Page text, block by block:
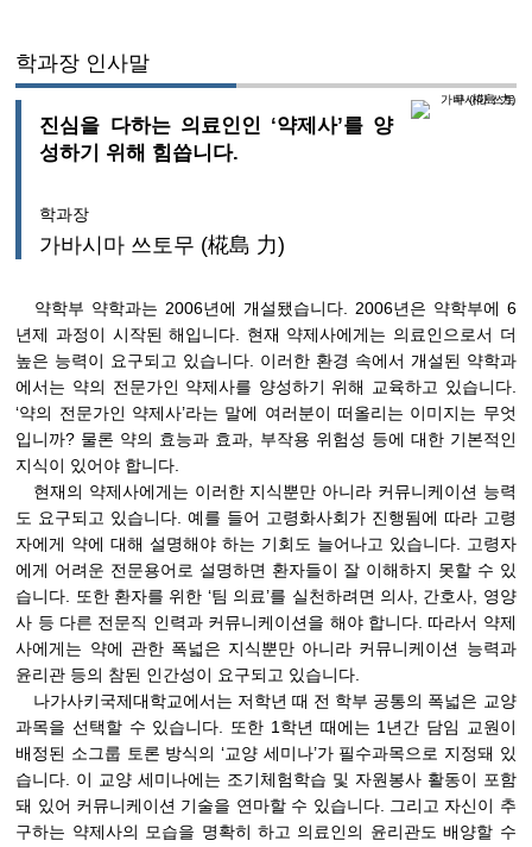
학과장 인사말
진심을 다하는 의료인인 ‘약제사’를 양
성하기 위해 힘씁니다.
학과장
가바시마 쓰토무 (椛島 力)
약학부 약학과는 2006년에 개설됐습니다. 2006년은 약학부에 6
년제 과정이 시작된 해입니다. 현재 약제사에게는 의료인으로서 더
높은 능력이 요구되고 있습니다. 이러한 환경 속에서 개설된 약학과
에서는 약의 전문가인 약제사를 양성하기 위해 교육하고 있습니다.
‘약의 전문가인 약제사’라는 말에 여러분이 떠올리는 이미지는 무엇
입니까? 물론 약의 효능과 효과, 부작용 위험성 등에 대한 기본적인
지식이 있어야 합니다.
현재의 약제사에게는 이러한 지식뿐만 아니라 커뮤니케이션 능력
도 요구되고 있습니다. 예를 들어 고령화사회가 진행됨에 따라 고령
자에게 약에 대해 설명해야 하는 기회도 늘어나고 있습니다. 고령자
에게 어려운 전문용어로 설명하면 환자들이 잘 이해하지 못할 수 있
습니다. 또한 환자를 위한 ‘팀 의료’를 실천하려면 의사, 간호사, 영양
사 등 다른 전문직 인력과 커뮤니케이션을 해야 합니다. 따라서 약제
사에게는 약에 관한 폭넓은 지식뿐만 아니라 커뮤니케이션 능력과
윤리관 등의 참된 인간성이 요구되고 있습니다.
나가사키국제대학교에서는 저학년 때 전 학부 공통의 폭넓은 교양
과목을 선택할 수 있습니다. 또한 1학년 때에는 1년간 담임 교원이
배정된 소그룹 토론 방식의 ‘교양 세미나’가 필수과목으로 지정돼 있
습니다. 이 교양 세미나에는 조기체험학습 및 자원봉사 활동이 포함
돼 있어 커뮤니케이션 기술을 연마할 수 있습니다. 그리고 자신이 추
구하는 약제사의 모습을 명확히 하고 의료인의 윤리관도 배양할 수